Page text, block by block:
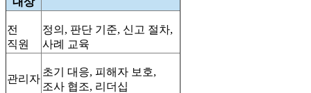
전
직원
정의, 판단 기준, 신고 절차,
사례 교육
관리자
초기 대응, 피해자 보호,
조사 협조, 리더십